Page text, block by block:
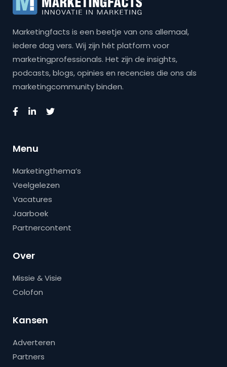
Marketingfacts is een beetje van ons allemaal,
iedere dag vers. Wij zijn hét platform voor
marketingprofessionals. Het zijn de insights,
podcasts, blogs, opinies en recencies die ons als
marketingcommunity binden.
Menu
Marketingthema’s
Veelgelezen
Vacatures
Jaarboek
Partnercontent
Over
Missie & Visie
Colofon
Kansen
Adverteren
Partners